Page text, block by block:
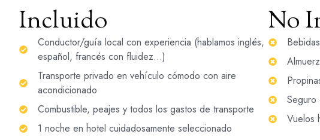
Incluido
Conductor/guía local con experiencia (hablamos inglés,
español, francés con fluidez...)
Transporte privado en vehículo cómodo con aire
acondicionado
Combustible, peajes y todos los gastos de transporte
1 noche en hotel cuidadosamente seleccionado
No
Bebidas
Seguro
Vuelos